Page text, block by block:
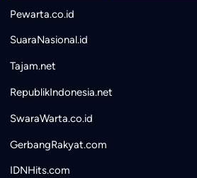
Pewarta.co.id
SuaraNasional.id
Tajam.net
RepublikIndonesia.net
SwaraWarta.co.id
GerbangRakyat.com
IDNHits.com